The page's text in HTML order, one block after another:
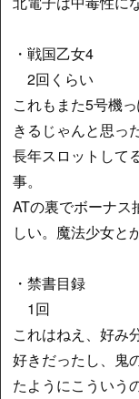
・戦国乙女4
2回くらい
これもまた5号機
きるじゃんと思っ
長年スロットして
事。
ATの裏でボーナス
しい。魔法少女と
・禁書目録
1回
これはねえ、好み
好きだったし、鬼
たようにこういう